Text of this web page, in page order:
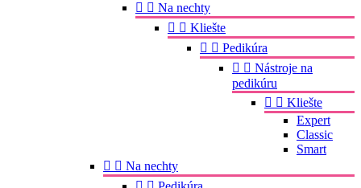
  Na nechty
  Kliešte
  Pedikúra
  Nástroje na
pedikúru
  Kliešte
Expert
Classic
Smart
  Na nechty